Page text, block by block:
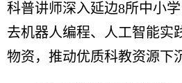
科普讲师深入延边8所中小
去机器人编程、人工智能实
物资，推动优质科教资源下